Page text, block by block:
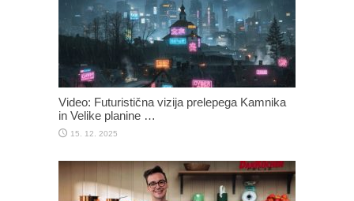
Video: Futuristična vizija prelepega Kamnika
in Velike planine …
15. 12. 2025